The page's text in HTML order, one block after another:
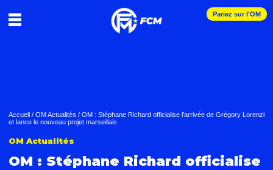
Pariez sur l'OM
Accueil / OM Actualités / OM : Stéphane Richard officialise l’arrivée de Grégory Lorenzi
et lance le nouveau projet marseillais
OM Actualités
OM : Stéphane Richard officialise